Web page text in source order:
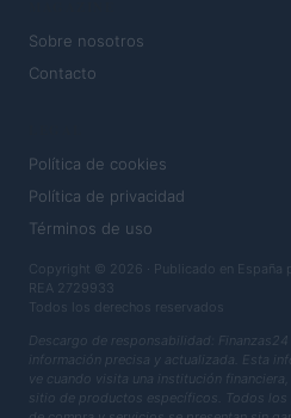
Sobre nosotros
Contacto
Política de cookies
Política de privacidad
Términos de uso
Copyright © 2026 · Publicado en España
REA 2729933
Todos los derechos reservados
Descargo de responsabilidad:
información precisa y actualizada. Esta
ve cuando visita una institución
sitio de productos específicos. Todos